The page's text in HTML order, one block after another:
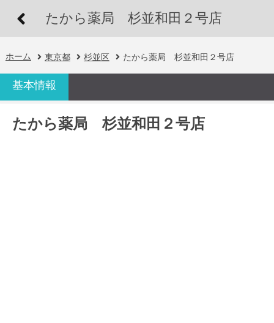
たから薬局 杉並和田２号店
ホーム 東京都 杉並区 たから薬局 杉並和田２号店
基本情報
たから薬局 杉並和田２号店